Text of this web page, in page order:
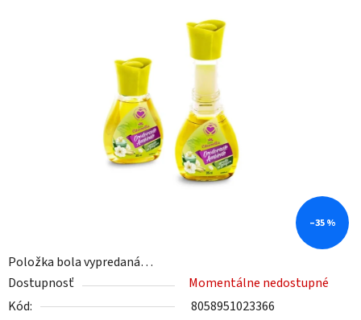
Položka bola vypredaná…
Dostupnosť
Momentálne nedostupné
Kód:
8058951023366
–35 %